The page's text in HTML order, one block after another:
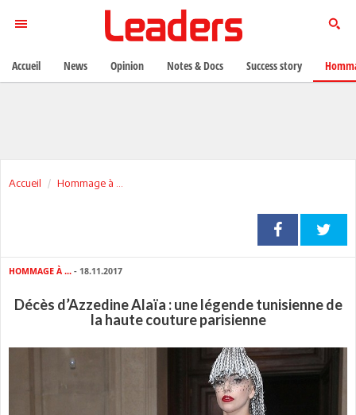
Accueil Hommage à ...
HOMMAGE À ... - 18.11.2017
Décès d’Azzedine Alaïa : une légende tunisienne de
la haute couture parisienne
Accueil News Opinion Notes & Docs Success story